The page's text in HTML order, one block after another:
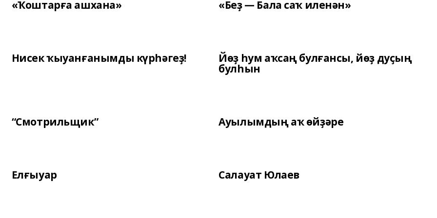
«Ҡоштарға ашхана» «Беҙ — Бала саҡ иленән»
Нисек ҡыуанғанымды күрһәгеҙ! Йөҙ һум аҡсаң булғансы, йөҙ дуҫың
булһын
“Смотрильщик” Ауылымдың аҡ өйҙәре
Елғыуар Салауат Юлаев